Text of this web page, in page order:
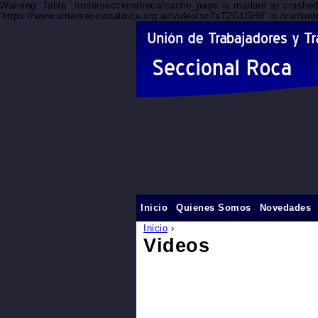
Warning: Table './unterseccionalroca/cache_page' is marked as
'https://www.unterseccionalroca.org.ar/video/sc7aT2G1GH8' in /var/
Inicio ›
Videos
Inicio Quienes Somos Novedades